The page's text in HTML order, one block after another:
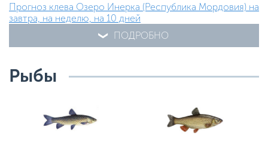
Прогноз клева Озеро Инерка (Республика Мордовия) на
завтра, на неделю, на 10 дней
ПОДРОБНО
Рыбы